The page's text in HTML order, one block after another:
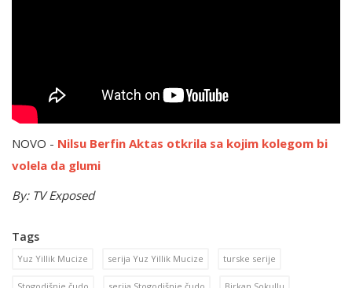
NOVO - Nilsu Berfin Aktas otkrila sa kojim kolegom bi
volela da glumi
By: TV Exposed
Tags
Yuz Yillik Mucize serija Yuz Yillik Mucize turske serije